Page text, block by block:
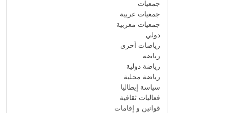
جمعيات
جمعيات عربية
جمعيات مغربية
دولي
رياضات أخرى
رياضة
رياضة دولية
رياضة محلية
سياسة إيطاليا
فعاليات ثقافية
قوانين و إقامات